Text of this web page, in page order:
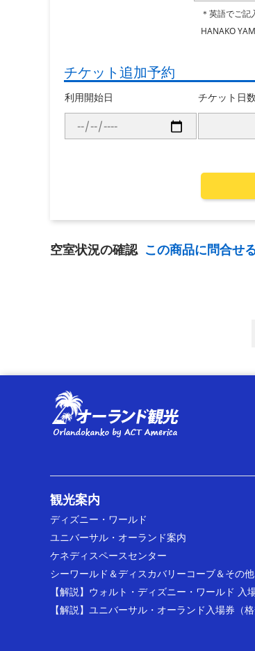
＊英語でご記
HANAKO
チケット追加予約
利用開始日 チケット日数
空室状況の確認 この商品に問合せ
観光案内
ディズニー・ワールド
ユニバーサル・オーランド案内
ケネディスペースセンター
シーワールド＆ディスカバリーコーブ＆その
【解説】ウォルト・ディズニー・ワールド 入
【解説】ユニバーサル・オーランド入場券（